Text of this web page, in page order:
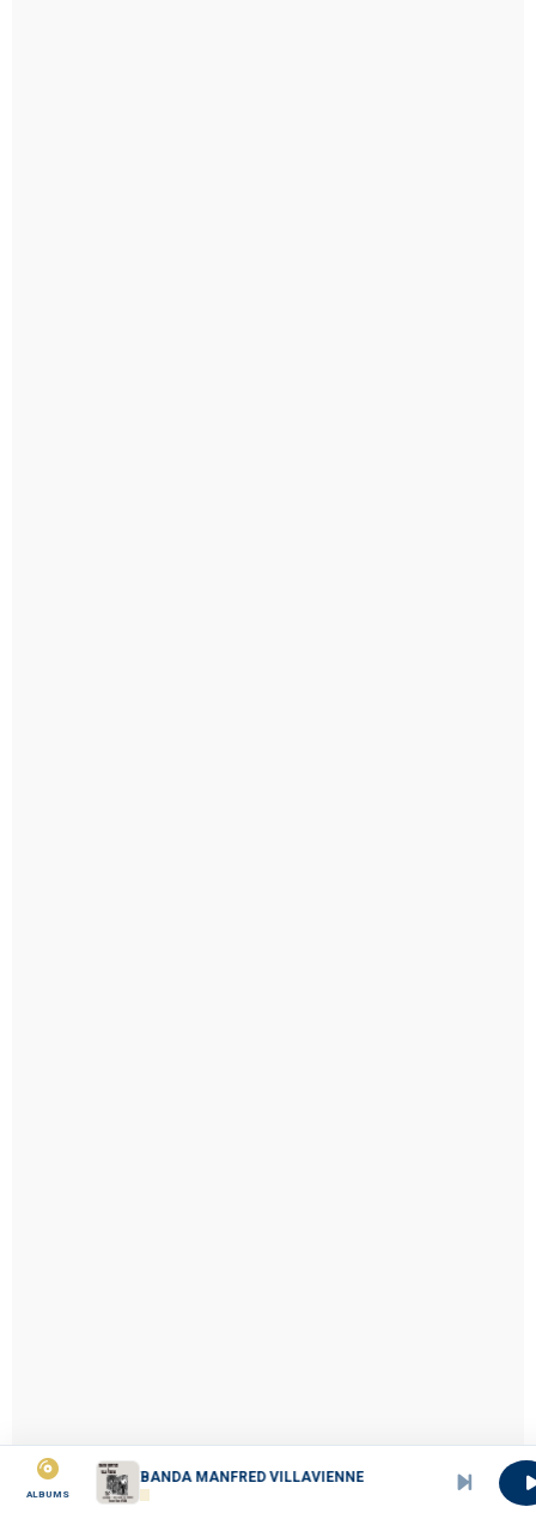
ALBUMS
EBANDA MANFRED VILLAVIENNE